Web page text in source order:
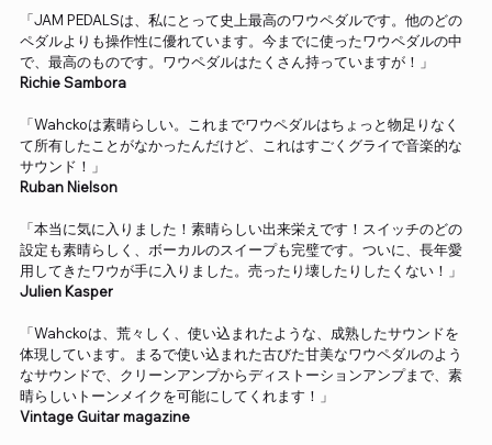
「JAM PEDALSは、私にとって史上最高のワウペダルです。他のどの
ペダルよりも操作性に優れています。今までに使ったワウペダルの中
で、最高のものです。ワウペダルはたくさん持っていますが！」
Richie Sambora
「Wahckoは素晴らしい。これまでワウペダルはちょっと物足りなく
て所有したことがなかったんだけど、これはすごくグライで音楽的な
サウンド！」
Ruban Nielson
「本当に気に入りました！素晴らしい出来栄えです！スイッチのどの
設定も素晴らしく、ボーカルのスイープも完璧です。ついに、長年愛
用してきたワウが手に入りました。売ったり壊したりしたくない！」
Julien Kasper
「Wahckoは、荒々しく、使い込まれたような、成熟したサウンドを
体現しています。まるで使い込まれた古びた甘美なワウペダルのよう
なサウンドで、クリーンアンプからディストーションアンプまで、素
晴らしいトーンメイクを可能にしてくれます！」
Vintage Guitar magazine